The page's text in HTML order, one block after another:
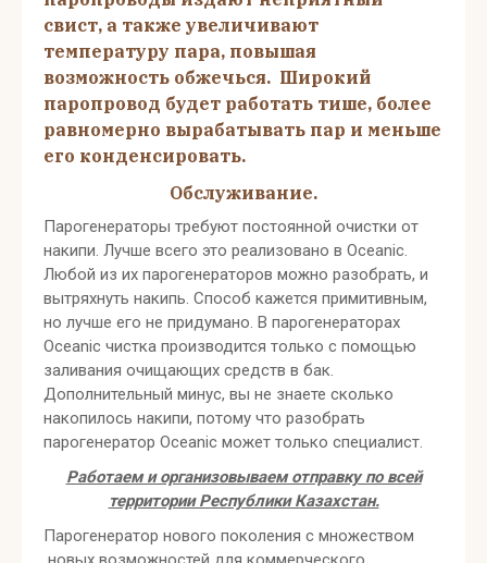
свист, а также увеличивают
температуру пара, повышая
возможность обжечься. Широкий
паропровод будет работать тише, более
равномерно вырабатывать пар и меньше
его конденсировать.
Обслуживание.
Парогенераторы требуют постоянной очистки от
накипи. Лучше всего это реализовано в Oceanic.
Любой из их парогенераторов можно разобрать, и
вытряхнуть накипь. Способ кажется примитивным,
но лучше его не придумано. В парогенераторах
Oceanic чистка производится только с помощью
заливания очищающих средств в бак.
Дополнительный минус, вы не знаете сколько
накопилось накипи, потому что разобрать
парогенератор Oceanic может только специалист.
Работаем и организовываем отправку по всей
территории Республики Казахстан.
Парогенератор нового поколения с множеством